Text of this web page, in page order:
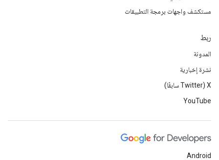
مستكشف واجهات برمجة التطبيقات
ربط
المدونة
نشرة إخبارية
‫X ‏(Twitter سابقًا)
YouTube
Android